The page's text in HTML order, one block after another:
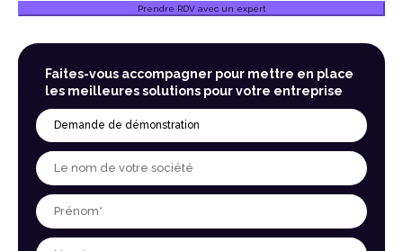
Prendre RDV avec un expert
Faites-vous accompagner pour mettre en place
les meilleures solutions pour votre entreprise